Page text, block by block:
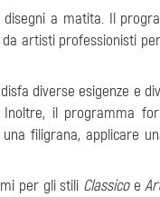
a matita. Il
artisti professionisti
diverse esigenze e
il programma
filigrana, applicare
per gli stili Classicoe